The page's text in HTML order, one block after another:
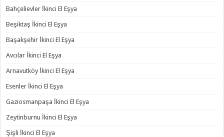
Bahçelievler İkinci El Eşya
Beşiktaş İkinci El Eşya
Başakşehir İkinci El Eşya
Avcılar İkinci El Eşya
Arnavutköy İkinci El Eşya
Esenler İkinci El Eşya
Gaziosmanpaşa İkinci El Eşya
Zeytinburnu İkinci El Eşya
Şişli İkinci El Eşya